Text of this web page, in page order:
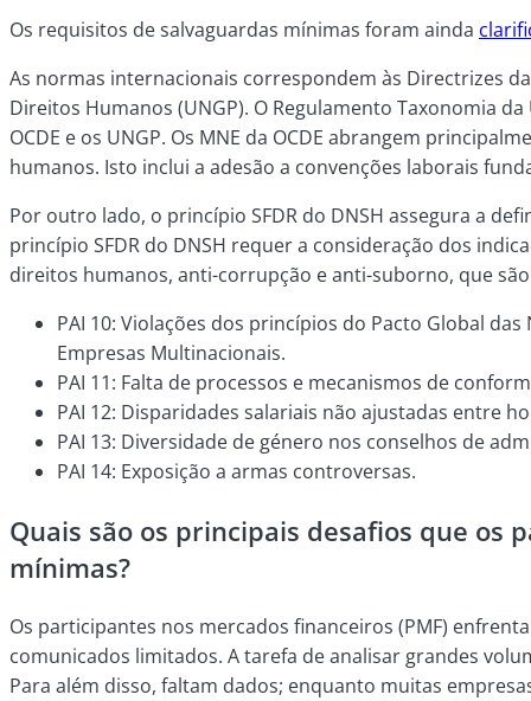
Os requisitos de salvaguardas mínimas foram ainda
As normas internacionais correspondem às Directrizes
Direitos Humanos (UNGP). O Regulamento Taxonomia
OCDE e os UNGP. Os MNE da OCDE abrangem
humanos. Isto inclui a adesão a convenções laborais
Por outro lado, o princípio SFDR do DNSH assegura a
princípio SFDR do DNSH requer a consideração dos
direitos humanos, anti-corrupção e anti-suborno, que
PAI 10: Violações dos princípios do Pacto Global
Empresas Multinacionais.
PAI 11: Falta de processos e mecanismos de
PAI 12: Disparidades salariais não ajustadas entre
PAI 13: Diversidade de género nos conselhos de
PAI 14: Exposição a armas controversas.
Quais são os principais desafios que os
mínimas?
Os participantes nos mercados financeiros (PMF)
comunicados limitados. A tarefa de analisar grandes
Para além disso, faltam dados; enquanto muitas